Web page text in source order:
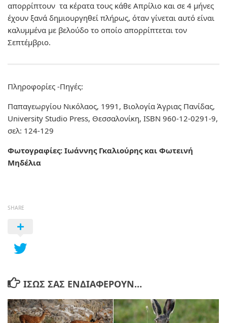
απορρίπτουν τα κέρατα τους κάθε Απρίλιο και σε 4 μήνες
έχουν ξανά δημιουργηθεί πλήρως, όταν γίνεται αυτό είναι
καλυμμένα με βελούδο το οποίο απορρίπτεται τον
Σεπτέμβριο.
Πληροφορίες -Πηγές:
Παπαγεωργίου Νικόλαος, 1991, Βιολογία Άγριας Πανίδας,
University Studio Press, Θεσσαλονίκη, ISBN 960-12-0291-9,
σελ: 124-129
Φωτογραφίες: Ιωάννης Γκαλιούρης και Φωτεινή
Μηδέλια
SHARE
ΊΣΩΣ ΣΑΣ ΕΝΔΙΑΦΈΡΟΥΝ…